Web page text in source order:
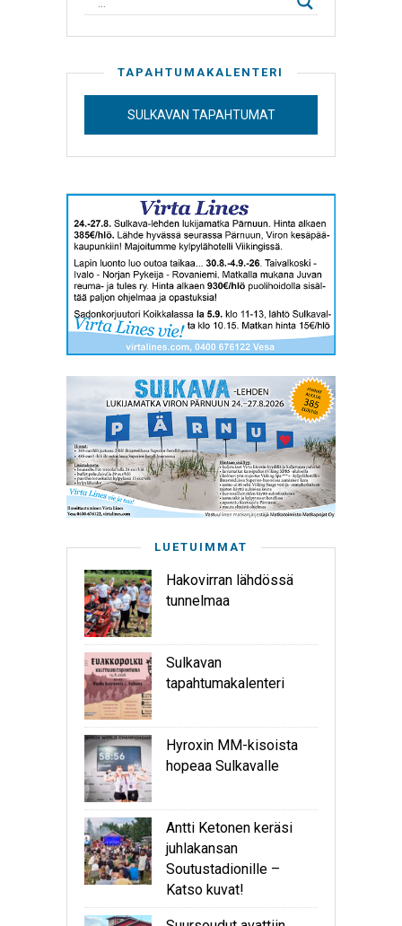
TAPAHTUMAKALENTERI
SULKAVAN TAPAHTUMAT
LUETUIMMAT
Hakovirran lähdössä
tunnelmaa
Sulkavan
tapahtumakalenteri
Hyroxin MM-kisoista
hopeaa Sulkavalle
Antti Ketonen keräsi
juhlakansan
Soutustadionille –
Katso kuvat!